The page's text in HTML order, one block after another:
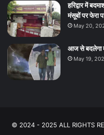
हरिद्वार में
मंसूबों पर फेरा
May 20,
आज से बदलेगा
May 19,
© 2024 - 2025 ALL RIGHTS